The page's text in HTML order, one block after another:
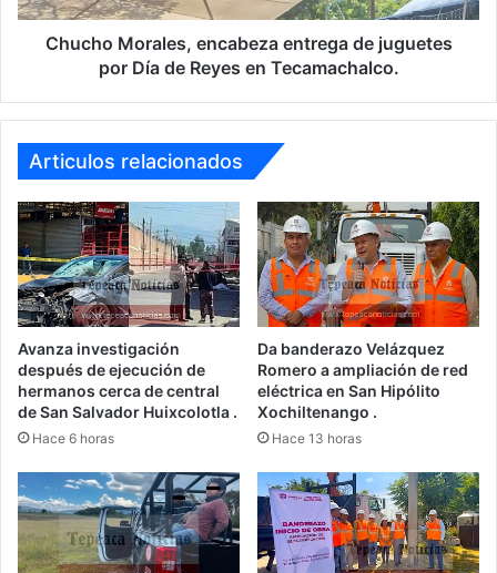
de
ReyesChucho Morales, encabeza entrega de juguetes
por Día de Reyes en Tecamachalco.
Articulos relacionados
Avanza investigación
después de ejecución de
hermanos cerca de central
de San Salvador Huixcolotla .
Hace 6 horas
Da banderazo Velázquez
Romero a ampliación de red
eléctrica en San Hipólito
Xochiltenango .
Hace 13 horas